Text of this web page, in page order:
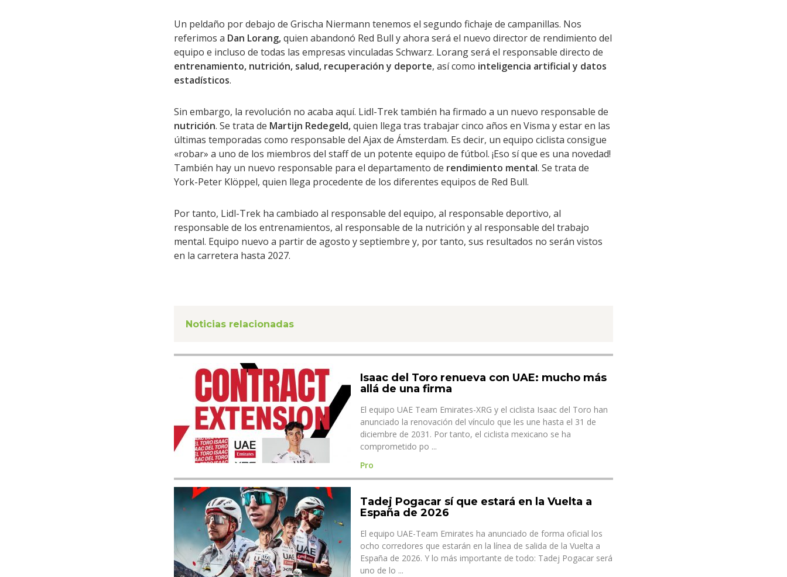
Un peldaño por debajo de Grischa Niermann tenemos el segundo fichaje de campanillas. Nos
referimos a Dan Lorang,quien abandonó Red Bull y ahora será el nuevo director de rendimiento del
equipo e incluso de todas las empresas vinculadas Schwarz. Lorang será el responsable directo de
entrenamiento, nutrición, salud, recuperación y deporte, así como inteligencia artificial y datos
estadísticos.
Sin embargo, la revolución no acaba aquí. Lidl-Trek también ha firmado a un nuevo responsable de
nutrición. Se trata de Martijn Redegeld,quien llega tras trabajar cinco años en Visma y estar en las
últimas temporadas como responsable del Ajax de Ámsterdam. Es decir, un equipo ciclista consigue
«robar» a uno de los miembros del staff de un potente equipo de fútbol. ¡Eso sí que es una novedad!
También hay un nuevo responsable para el departamento de rendimiento mental. Se trata de
York-Peter Klöppel, quien llega procedente de los diferentes equipos de Red Bull.
Por tanto, Lidl-Trek ha cambiado al responsable del equipo, al responsable deportivo, al
responsable de los entrenamientos, al responsable de la nutrición y al responsable del trabajo
mental. Equipo nuevo a partir de agosto y septiembre y, por tanto, sus resultados no serán vistos
en la carretera hasta 2027.
Noticias relacionadas
Isaac del Toro renueva con UAE: mucho más
allá de una firma
El equipo UAE Team Emirates-XRG y el ciclista Isaac del Toro han
anunciado la renovación del vínculo que les une hasta el 31 de
diciembre de 2031. Por tanto, el ciclista mexicano se ha
comprometido po ...
Pro
Tadej Pogacar sí que estará en la Vuelta a
España de 2026
El equipo UAE-Team Emirates ha anunciado de forma oficial los
ocho corredores que estarán en la línea de salida de la Vuelta a
España de 2026. Y lo más importante de todo: Tadej Pogacar será
uno de lo ...